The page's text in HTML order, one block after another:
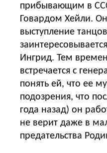
прибывающим в
Говардом Хейли.
выступление
Ингрид. Тем
встречается с
понять ей, что ее
подозрения, что
года назад) он
не верит даже в
предательства